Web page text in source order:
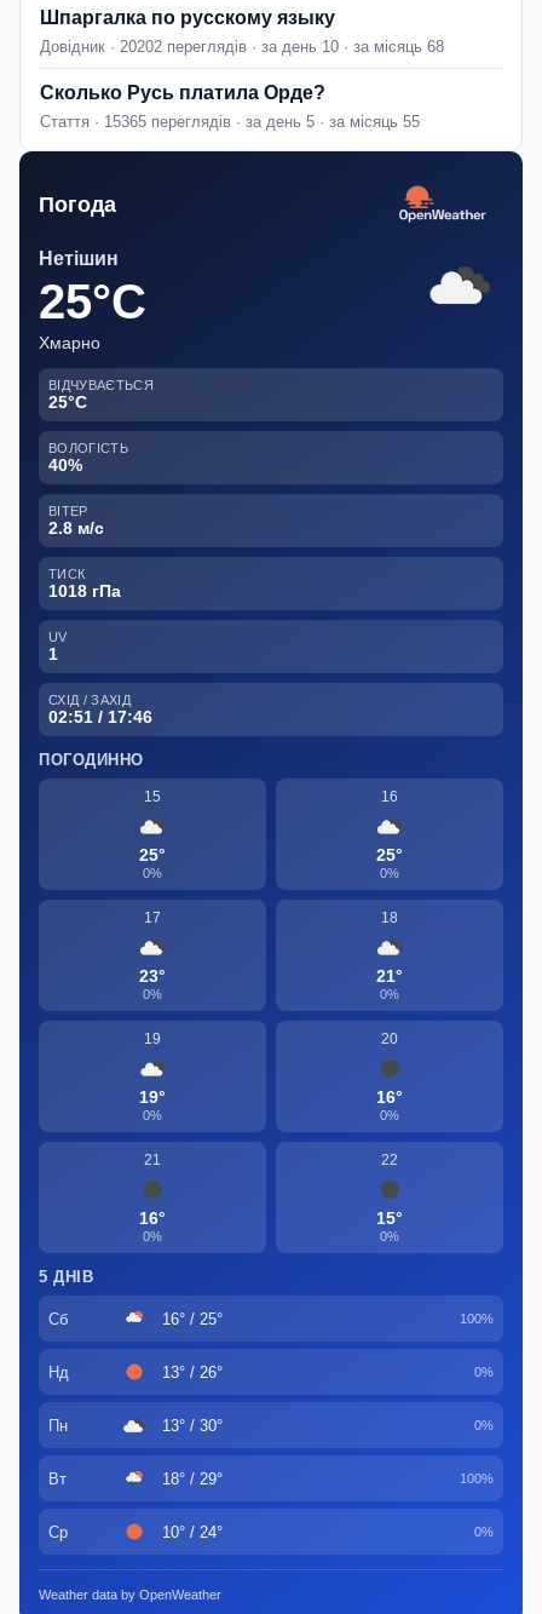
Шпаргалка по русскому языку
Довідник · 20202 переглядів · за день 10 · за місяць 68
Сколько Русь платила Орде?
Стаття · 15365 переглядів · за день 5 · за місяць 55
Погода
Нетішин
25°C
Хмарно
ВІДЧУВАЄТЬСЯ
25°C
ВОЛОГІСТЬ
40%
ВІТЕР
2.8 м/с
ТИСК
1018 гПа
UV
1
СХІД / ЗАХІД
02:51 / 17:46
ПОГОДИННО
15
25°
0%
16
25°
0%
17
23°
0%
18
21°
0%
19
19°
0%
20
16°
0%
21
16°
0%
22
15°
0%
5 ДНІВ
Сб 16° / 25° 100%
Нд 13° / 26° 0%
Пн 13° / 30° 0%
Вт 18° / 29° 100%
Ср 10° / 24° 0%
Weather data by OpenWeather